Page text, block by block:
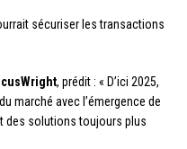
sécuriser les transactions
, prédit : « D’ici 2025,
marché avec l’émergence de
des solutions toujours plus